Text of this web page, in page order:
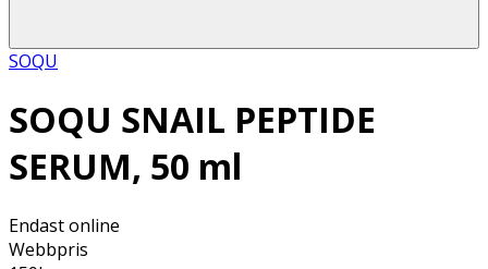
SOQU
SOQU SNAIL PEPTIDE
SERUM, 50 ml
Endast online
Webbpris